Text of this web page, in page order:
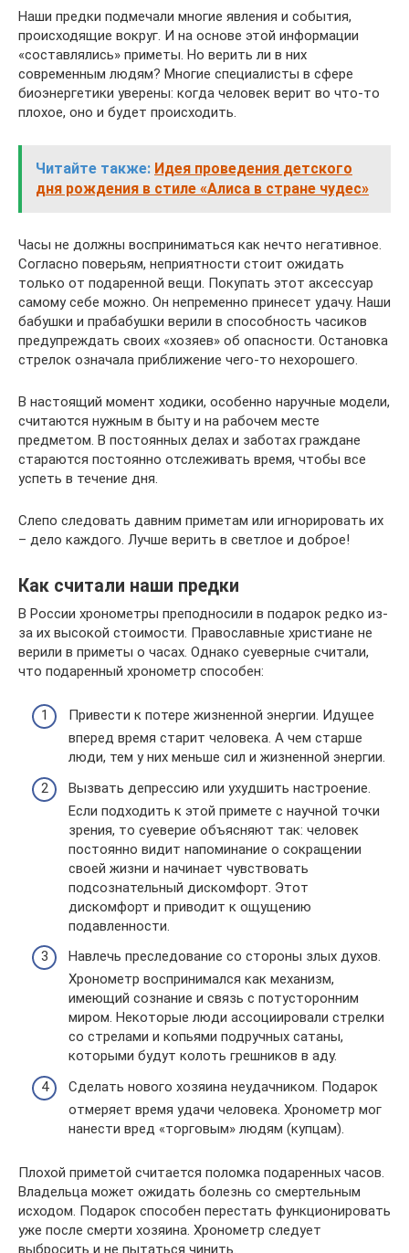
Наши предки подмечали многие явления и события,
происходящие вокруг. И на основе этой информации
«составлялись» приметы. Но верить ли в них
современным людям? Многие специалисты в сфере
биоэнергетики уверены: когда человек верит во что-то
плохое, оно и будет происходить.
Читайте также: Идея проведения детского
дня рождения в стиле «Алиса в стране чудес»
Часы не должны восприниматься как нечто негативное.
Согласно поверьям, неприятности стоит ожидать
только от подаренной вещи. Покупать этот аксессуар
самому себе можно. Он непременно принесет удачу. Наши
бабушки и прабабушки верили в способность часиков
предупреждать своих «хозяев» об опасности. Остановка
стрелок означала приближение чего-то нехорошего.
В настоящий момент ходики, особенно наручные модели,
считаются нужным в быту и на рабочем месте
предметом. В постоянных делах и заботах граждане
стараются постоянно отслеживать время, чтобы все
успеть в течение дня.
Слепо следовать давним приметам или игнорировать их
– дело каждого. Лучше верить в светлое и доброе!
Как считали наши предки
В России хронометры преподносили в подарок редко из-
за их высокой стоимости. Православные христиане не
верили в приметы о часах. Однако суеверные считали,
что подаренный хронометр способен:
Привести к потере жизненной энергии. Идущее
вперед время старит человека. А чем старше
люди, тем у них меньше сил и жизненной энергии.
Вызвать депрессию или ухудшить настроение.
Если подходить к этой примете с научной точки
зрения, то суеверие объясняют так: человек
постоянно видит напоминание о сокращении
своей жизни и начинает чувствовать
подсознательный дискомфорт. Этот
дискомфорт и приводит к ощущению
подавленности.
Навлечь преследование со стороны злых духов.
Хронометр воспринимался как механизм,
имеющий сознание и связь с потусторонним
миром. Некоторые люди ассоциировали стрелки
со стрелами и копьями подручных сатаны,
которыми будут колоть грешников в аду.
Сделать нового хозяина неудачником. Подарок
отмеряет время удачи человека. Хронометр мог
нанести вред «торговым» людям (купцам).
Плохой приметой считается поломка подаренных часов.
Владельца может ожидать болезнь со смертельным
исходом. Подарок способен перестать функционировать
уже после смерти хозяина. Хронометр следует
выбросить и не пытаться чинить.